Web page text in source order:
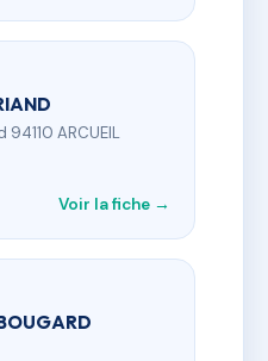
ARCUEIL
Voir la fiche →